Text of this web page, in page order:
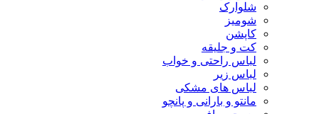
شلوارک
شومیز
کاپشن
کت و جلیقه
لباس راحتی و خواب
لباس زیر
لباس های مشکی
مانتو و بارانی و پانچو